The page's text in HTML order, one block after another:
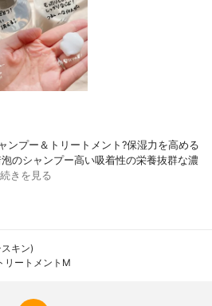
プー＆トリートメント?保湿力を高める
のシャンプー高い吸着性の栄養抜群な濃
続きを見る
キン)
リートメントM